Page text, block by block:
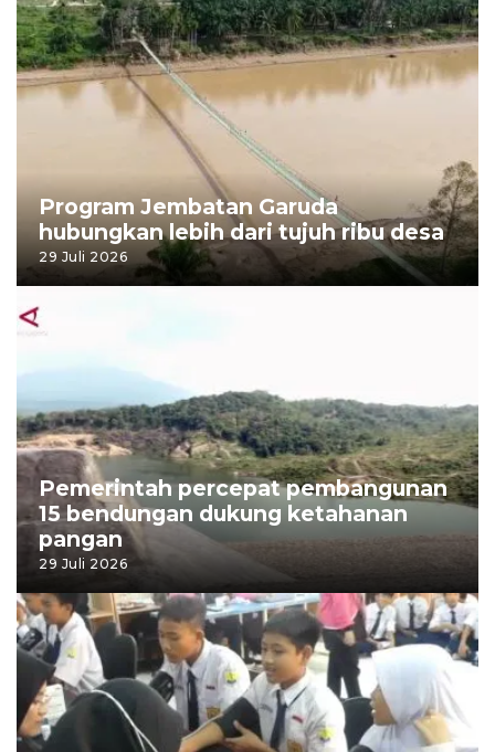
Program Jembatan Garuda
hubungkan lebih dari tujuh ribu desa
29 Juli 2026
Pemerintah percepat pembangunan
15 bendungan dukung ketahanan
pangan
29 Juli 2026